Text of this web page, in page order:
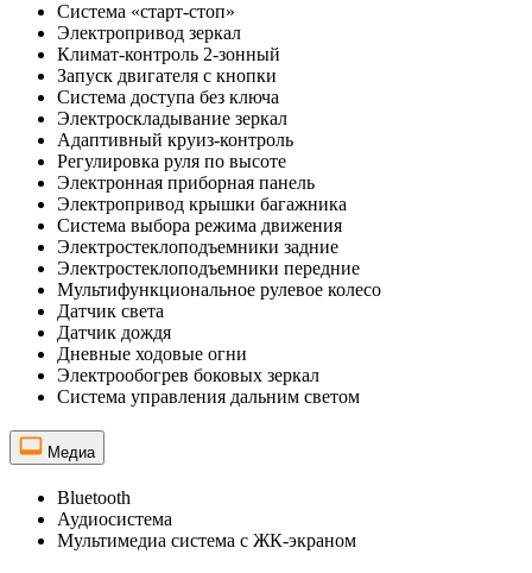
Система «старт-стоп»
Электропривод зеркал
Климат-контроль 2-зонный
Запуск двигателя с кнопки
Система доступа без ключа
Электроскладывание зеркал
Адаптивный круиз-контроль
Регулировка руля по высоте
Электронная приборная панель
Электропривод крышки багажника
Система выбора режима движения
Электростеклоподъемники задние
Электростеклоподъемники передние
Мультифункциональное рулевое колесо
Датчик света
Датчик дождя
Дневные ходовые огни
Электрообогрев боковых зеркал
Система управления дальним светом
Медиа
Bluetooth
Аудиосистема
Мультимедиа система с ЖК-экраном